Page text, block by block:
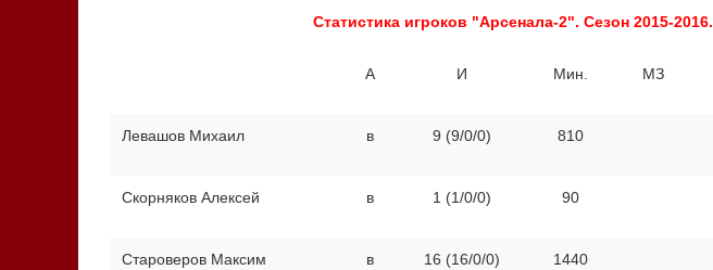
Статистика игроков "Арсенала-2". Сезон 2015-2016.
А И Мин. МЗ
Левашов Михаил в 9 (9/0/0) 810
Скорняков Алексей в 1 (1/0/0) 90
Староверов Максим в 16 (16/0/0) 1440